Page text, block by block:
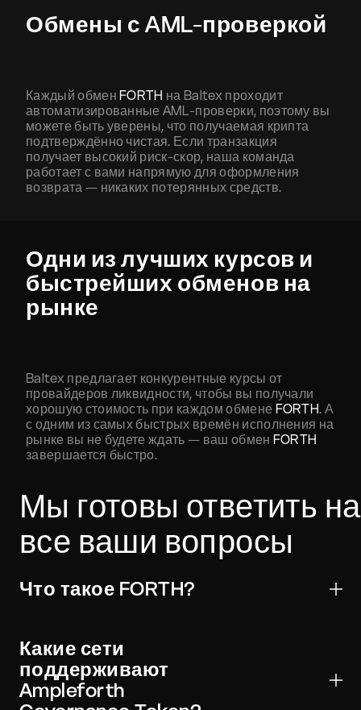
Обмены с AML-проверкой
Каждый обменFORTH на Baltex проходит
автоматизированные AML-проверки, поэтому вы
можете быть уверены, что получаемая крипта
подтверждённо чистая. Если транзакция
получает высокий риск-скор, наша команда
работает с вами напрямую для оформления
возврата — никаких потерянных средств.
Одни из лучших курсов и
быстрейших обменов на
рынке
Baltex предлагает конкурентные курсы от
провайдеров ликвидности, чтобы вы получали
хорошую стоимость при каждом обмене FORTH. А
с одним из самых быстрых времён исполнения на
рынке вы не будете ждать — ваш обмен FORTH
завершается быстро.
Мы готовы ответить на
все ваши вопросы
Что такое FORTH?
используемый для переводов, торговли и Web3-
приложений. Он широко поддерживается крупными
кошельками и биржами и может быть отправлен по
всему миру с ончейн-верификацией.
Какие сети
поддерживают
Ampleforth